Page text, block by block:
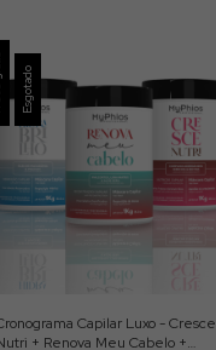
Esgotado
Capilar Luxo - Cresce
+ Renova Meu Cabelo +